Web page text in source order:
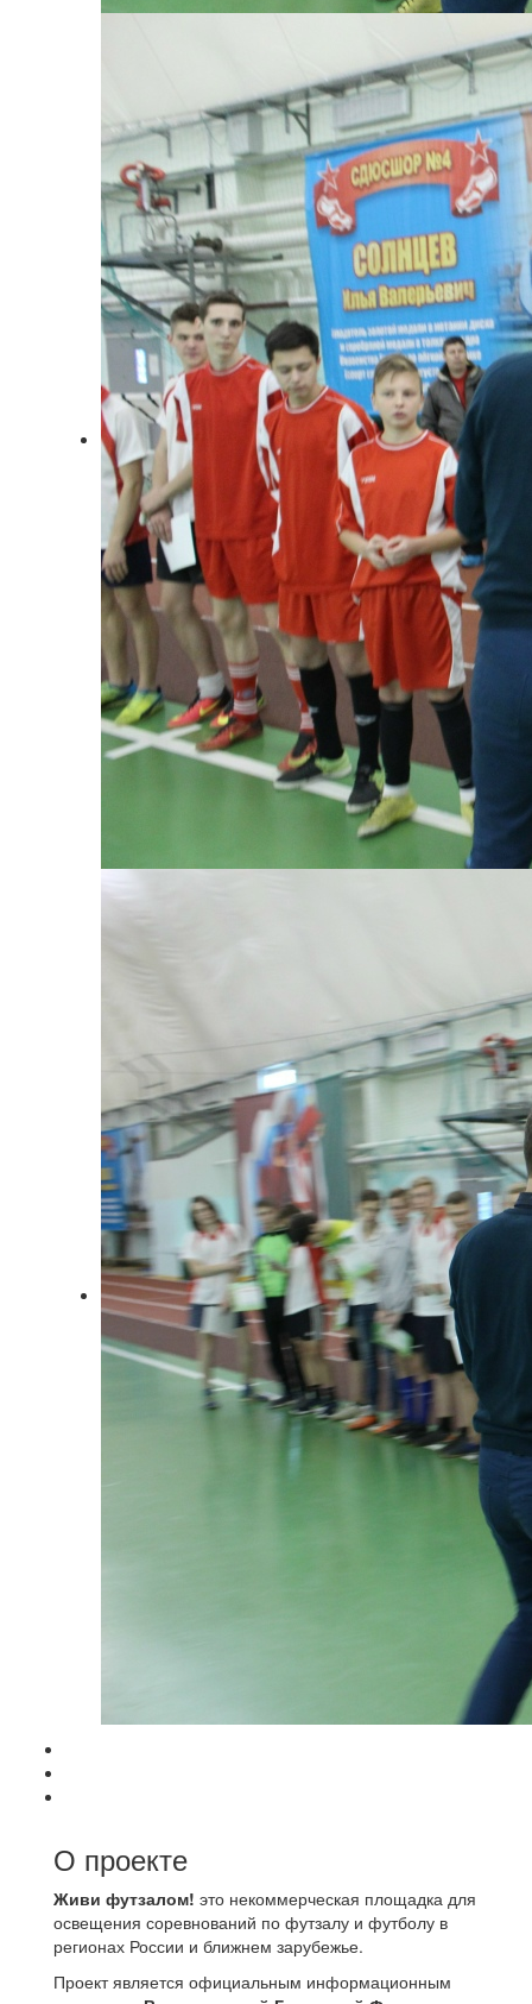
О проекте
Живи футзалом! это некоммерческая площадка для
освещения соревнований по футзалу и футболу в
регионах России и ближнем зарубежье.
Проект является официальным информационным